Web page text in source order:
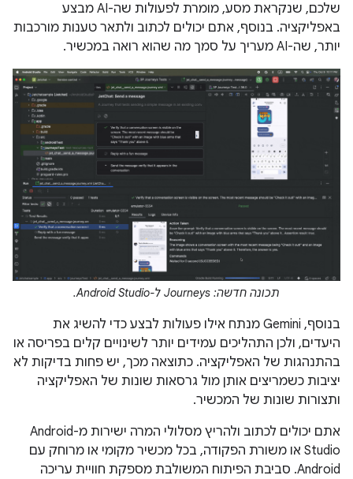
שלכם, שנקראת מסע, מומרת לפעולות שה-AI מבצע
באפליקציה. בנוסף, אתם יכולים לכתוב ולתאר טענות מורכבות
יותר, שה-AI מעריך על סמך מה שהוא רואה במכשיר.
תכונה חדשה: Journeys ל-Android Studio.
בנוסף, Gemini מנתח אילו פעולות לבצע כדי להשיג את
היעדים, ולכן התהליכים עמידים יותר לשינויים קלים בפריסה או
בהתנהגות של האפליקציה. כתוצאה מכך, יש פחות בדיקות לא
יציבות כשמריצים אותן מול גרסאות שונות של האפליקציה
ותצורות שונות של המכשיר.
אתם יכולים לכתוב ולהריץ מסלולי המרה ישירות מ-Android
Studio או משורת הפקודה, בכל מכשיר מקומי או מרוחק עם
Android. סביבת הפיתוח המשולבת מספקת חוויית עריכה